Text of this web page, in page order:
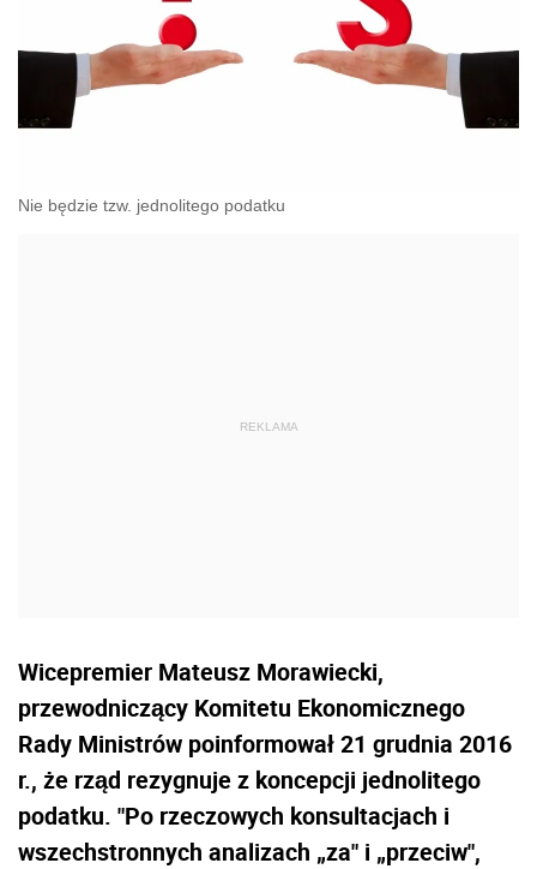
Nie będzie tzw. jednolitego podatku
Wicepremier Mateusz Morawiecki,
przewodniczący Komitetu Ekonomicznego
Rady Ministrów poinformował 21 grudnia 2016
r., że rząd rezygnuje z koncepcji jednolitego
podatku. "Po rzeczowych konsultacjach i
wszechstronnych analizach „za" i „przeciw",